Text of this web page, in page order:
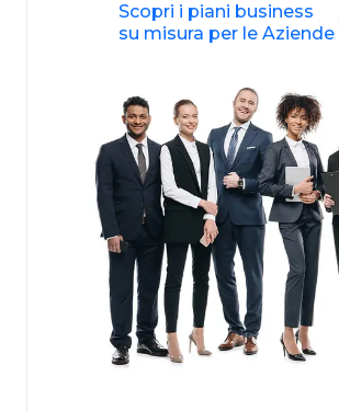
Scopri i piani business
su misura per le Aziende